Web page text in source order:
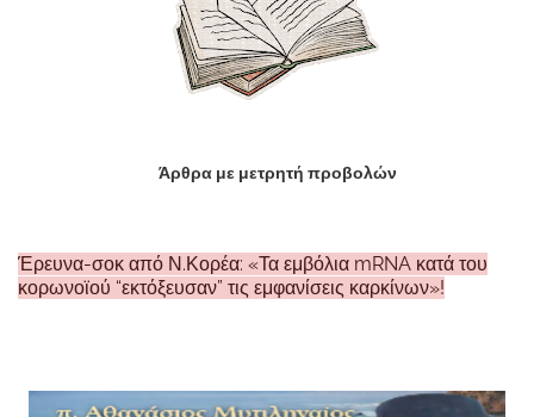
Άρθρα με μετρητή προβολών
Έρευνα-σοκ από Ν.Κορέα: «Τα εμβόλια mRNA κατά του
κορωνοϊού “εκτόξευσαν” τις εμφανίσεις καρκίνων»!